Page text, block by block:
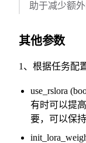
助于减少额
其他参数
1、根据任务配
use_rslora
有时可以提
要，可以保持